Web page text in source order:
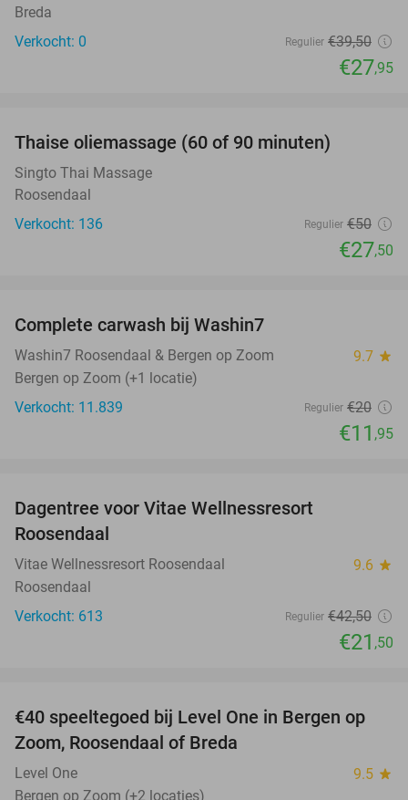
Breda
Verkocht: 0
Regulier €39,50
€27,95
Thaise oliemassage (60 of 90 minuten)
Singto Thai Massage
Roosendaal
Verkocht: 136
Regulier €50
€27,50
Complete carwash bij Washin7
Washin7 Roosendaal & Bergen op Zoom 9.7 star
Bergen op Zoom (+1 locatie)
Verkocht: 11.839
Regulier €20
€11 ,95
Dagentree voor Vitae Wellnessresort
Roosendaal
Vitae Wellnessresort Roosendaal 9.6 star
Roosendaal
Verkocht: 613
Regulier €42,50
€21 ,50
50%
€40 speeltegoed bij Level One in Bergen op
Zoom, Roosendaal of Breda
Level One 9.5 star
Bergen op Zoom (+2 locaties)